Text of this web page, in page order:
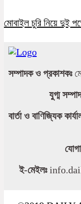
মোবাইল চুরি নিয়ে দুই
সম্পাদক ও প্রকাশকঃ
যুগ্ম
বার্তা ও বাণিজ্যিক
ই-মেইলঃ